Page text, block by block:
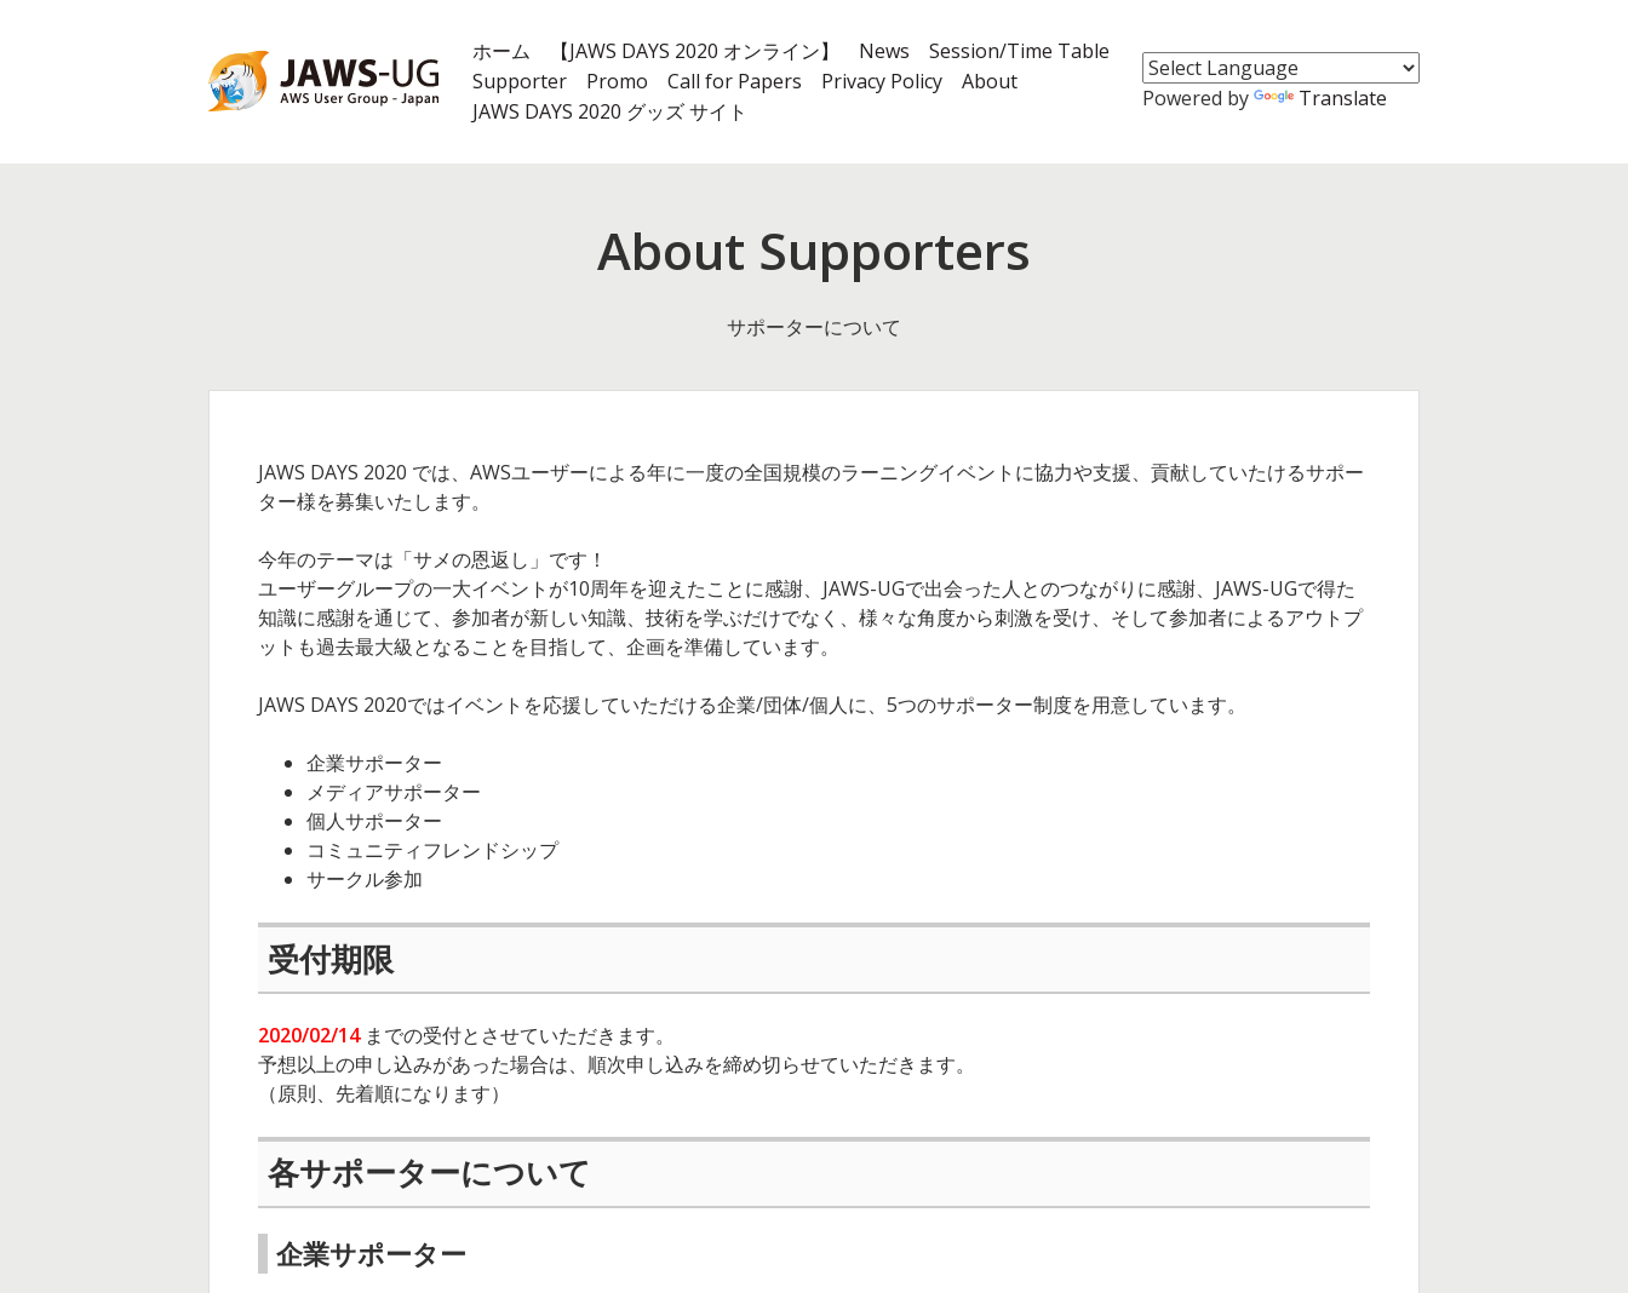
ホーム 【JAWS DAYS 2020 オンライン】 News
Session/Time Table
Supporter
Promo Call for Papers Privacy Policy
About
JAWS DAYS 2020 グッズ サイト
Powered by Translate
About Supporters
サポーターについて
A
b
o
u
t
S
u
p
p
o
r
t
e
r
s
JAWS DAYS 2020 では、AWSユーザーによる年に一度の全国規模のラーニングイベントに協力や支援、貢献していたけるサポー
ター様を募集いたします。
今年のテーマは「サメの恩返し」です！
ユーザーグループの一大イベントが10周年を迎えたことに感謝、JAWS-UGで出会った人とのつながりに感謝、JAWS-UGで得た
知識に感謝を通じて、参加者が新しい知識、技術を学ぶだけでなく、様々な角度から刺激を受け、そして参加者によるアウトプ
ットも過去最大級となることを目指して、企画を準備しています。
JAWS DAYS 2020ではイベントを応援していただける企業/団体/個人に、5つのサポーター制度を用意しています。
企業サポーター
メディアサポーター
個人サポーター
コミュニティフレンドシップ
サークル参加
受付期限
2020/02/14までの受付とさせていただきます。
予想以上の申し込みがあった場合は、順次申し込みを締め切らせていただきます。
（原則、先着順になります）
各サポーターについて
企業サポーター